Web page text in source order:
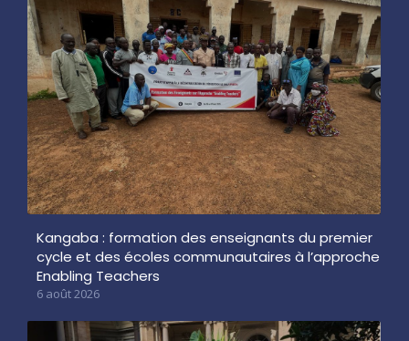
Kangaba : formation des enseignants du premier
cycle et des écoles communautaires à l’approche
Enabling Teachers
6 août 2026